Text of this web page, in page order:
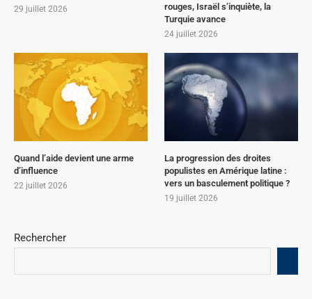
Rechercher
29 juillet 2026
rouges, Israël s’inquiète, la
Turquie avance
24 juillet 2026
Quand l’aide devient une arme
d’influence
22 juillet 2026
La progression des droites
populistes en Amérique latine :
vers un basculement politique ?
19 juillet 2026